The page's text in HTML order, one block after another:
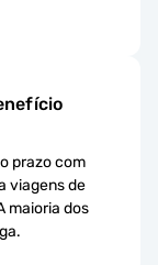
prazo com
viagens de
maioria dos